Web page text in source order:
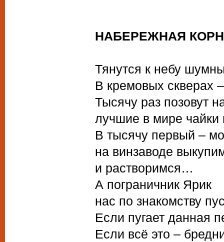
НАБЕРЕЖНАЯ
Тянутся к небу
В кремовых
Тысячу раз позовут
лучшие в мире чайки
В тысячу первый –
на винзаводе
и растворимся…
А пограничник Ярик
нас по знакомству
Если пугает данная
Если всё это –